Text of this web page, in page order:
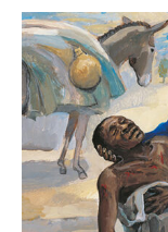
Павла
Пецци
на
презентации
нового
издания
книги
«Иисус
из
Назарета»